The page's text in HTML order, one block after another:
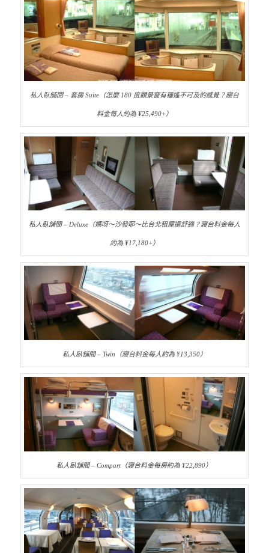
私人臥舖間 – 套房 Suite（怎麼 180 度觀景窗有種遙不可及的感覺？寢台
料金每人約為 ¥25,490+）
私人臥舖間 – Deluxe（媽呀～沙發耶～比台北租屋還舒適？寢台料金每人
約為 ¥17,180+）
私人臥舖間 – Twin（寢台料金每人約為 ¥13,350）
私人臥舖間 – Compart（寢台料金每房約為 ¥22,890）